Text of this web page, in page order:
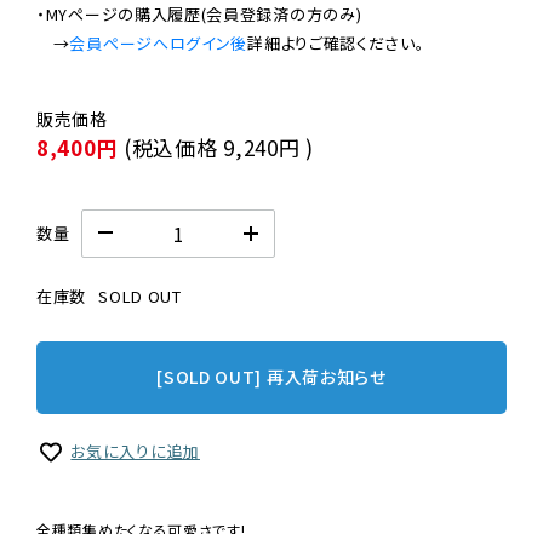
・MYページの購入履歴(会員登録済の方のみ)
→会員ページへログイン後
8,400円 (税込価格 9,240円 )
数量
在庫数 SOLD OUT
[SOLD OUT] 再入荷お知らせ
お気に入りに追加